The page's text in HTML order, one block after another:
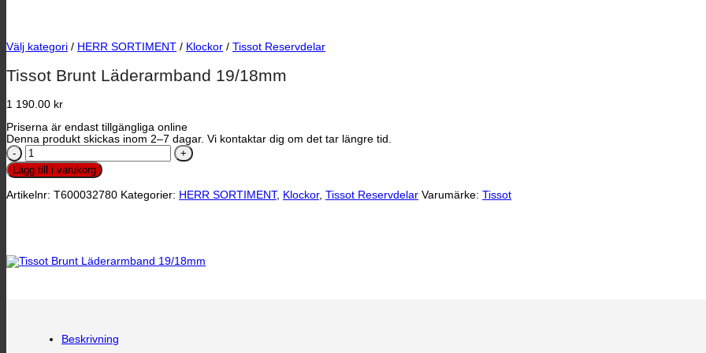
Välj kategori / HERR SORTIMENT / Klockor / Tissot Reservdelar
Tissot Brunt Läderarmband 19/18mm
1 190.00 kr
Priserna är endast tillgängliga online
Denna produkt skickas inom 2–7 dagar. Vi kontaktar dig om det tar längre tid.
Tissot
Brunt
Läderarmband
mängd
Lägg till i varukorg
Artikelnr: T600032780 Kategorier: HERR SORTIMENT, Klockor, Tissot Reservdelar Varumärke: Tissot
Beskrivning